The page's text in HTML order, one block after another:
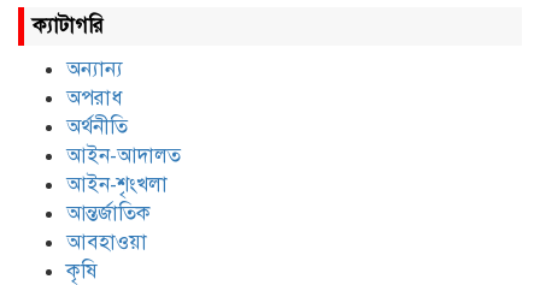
ক্যাটাগরি
অন্যান্য
অপরাধ
অর্থনীতি
আইন-আদালত
আইন-শৃংখলা
আন্তর্জাতিক
আবহাওয়া
কৃষি